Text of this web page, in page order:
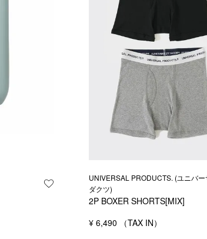
お気に入りに登録する
UNIVERSAL PRODUCTS. (ユニバー
ダクツ)
2P BOXER SHORTS[MIX]
¥ 6,490